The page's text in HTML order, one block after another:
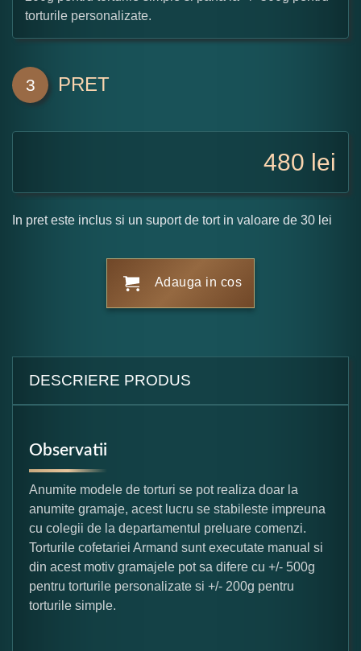
torturile personalizate.
3 PRET
480 lei
In pret este inclus si un suport de tort in valoare de 30 lei
Adauga in cos
DESCRIERE PRODUS
Observatii
Anumite modele de torturi se pot realiza doar la
anumite gramaje, acest lucru se stabileste impreuna
cu colegii de la departamentul preluare comenzi.
Torturile cofetariei Armand sunt executate manual si
din acest motiv gramajele pot sa difere cu +/- 500g
pentru torturile personalizate si +/- 200g pentru
torturile simple.